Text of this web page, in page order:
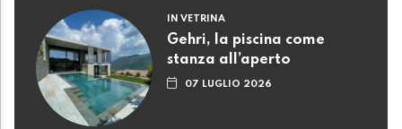
IN VETRINA
Gehri, la piscina come
stanza all’aperto
07 LUGLIO 2026